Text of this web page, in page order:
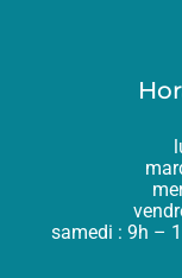
samedi : 9h –